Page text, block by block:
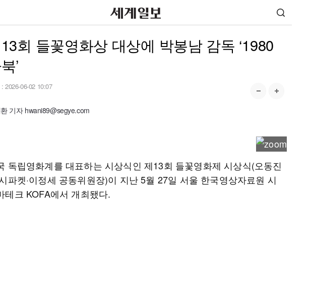
회 들꽃영화상 대상에 박봉남 감독 ‘1980
’
: 2026-06-02 10:07
기자 hwani89@segye.com
독립영화계를 대표하는 시상식인 제13회 들꽃영화제 시상식(오동진
파켓·이정세 공동위원장)이 지난 5월 27일 서울 한국영상자료원 시
테크 KOFA에서 개최됐다.